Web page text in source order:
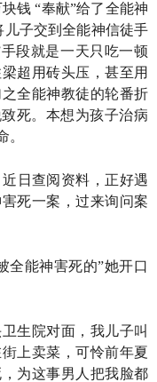
钱 “奉献”给了全能神
儿子交到全能神信徒手
段就是一天只吃一顿
超用砖头压，甚至用
全能神教徒的轮番折
死。本想为孩子治病
。
日查阅资料，正好遇
死一案，过来询问案
。
能神害死的”她开口
生院对面，我儿子叫
上卖菜，可怜前年夏
为这事男人把我脸都